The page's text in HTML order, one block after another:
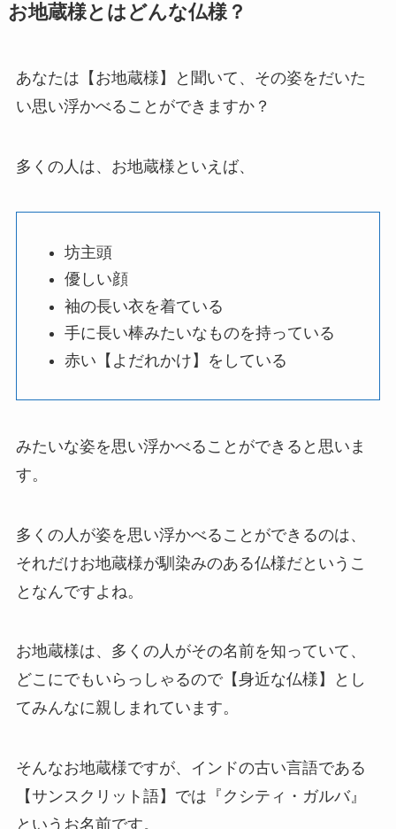
お地蔵様とはどんな仏様？
あなたは【お地蔵様】と聞いて、その姿をだいた
い思い浮かべることができますか？
多くの人は、お地蔵様といえば、
坊主頭
優しい顔
袖の長い衣を着ている
手に長い棒みたいなものを持っている
赤い【よだれかけ】をしている
みたいな姿を思い浮かべることができると思いま
す。
多くの人が姿を思い浮かべることができるのは、
それだけお地蔵様が馴染みのある仏様だというこ
となんですよね。
お地蔵様は、多くの人がその名前を知っていて、
どこにでもいらっしゃるので【身近な仏様】とし
てみんなに親しまれています。
そんなお地蔵様ですが、インドの古い言語である
【サンスクリット語】では『クシティ・ガルバ』
というお名前です。